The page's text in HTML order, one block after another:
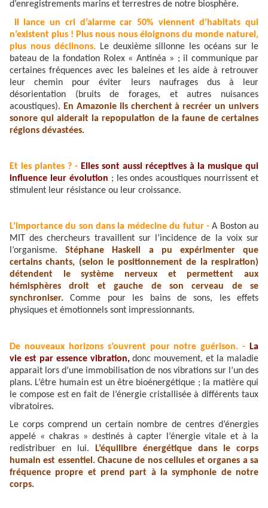
d’enregistrements marins et terrestres de notre biosphère.
Il lance un cri d’alarme car 50% viennent d’habitats qui
n’existent plus ! Plus nous nous éloignons du monde naturel,
plus nous déclinons. Le deuxième sillonne les océans sur le
bateau de la fondation Rolex « Antinéa » ; il communique par
certaines fréquences avec les baleines et les aide à retrouver
leur chemin pour éviter leurs naufrages dus à leur
désorientation (bruits de forages, et autres nuisances
acoustiques). En Amazonie ils cherchent à recréer un univers
sonore qui aiderait la repopulation de la faune de certaines
régions dévastées.
Et les plantes ? - Elles sont aussi réceptives à la musique qui
influence leur évolution ; les ondes acoustiques nourrissent et
stimulent leur résistance ou leur croissance.
L’importance du son dans la médecine du futur - A Boston au
MIT des chercheurs travaillent sur l’incidence de la voix sur
l’organisme.Stéphane Haskell a pu expérimenter que
certains chants, (selon le positionnement de la respiration)
détendent le système nerveux et permettent aux
hémisphères droit et gauche de son cerveau de se
synchroniser.Comme pour les bains de sons, les effets
physiques et émotionnels sont impressionnants.
De nouveaux horizons s’ouvrent pour notre guérison. -
La
vie est par essence vibration,donc mouvement, et la maladie
apparait lors d’une immobilisation de nos vibrations sur l’un des
plans. L’être humain est un être bioénergétique ; la matière qui
le compose est en fait de l’énergie cristallisée à différents taux
vibratoires.
Le corps comprend un certain nombre de centres d’énergies
appelé « chakras » destinés à capter l’énergie vitale et à la
redistribuer en lui. L’équilibre énergétique dans le corps
humain est essentiel. Chacune de nos cellules et organes a sa
fréquence propre et prend part à la symphonie de notre
corps.